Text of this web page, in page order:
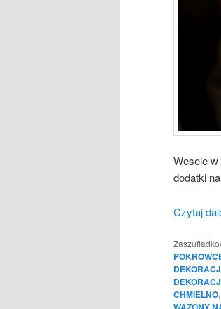
Wesele
dodatki
Czytaj
CHMIELNO,